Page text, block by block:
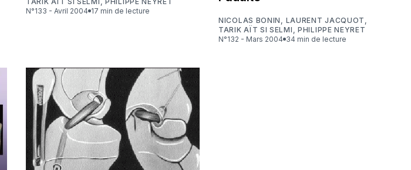
N°133 - Avril 2004
17 min de lecture
NICOLAS BONIN LAURENT JACQUOT
TARIK AÏT SI SELMI
,PHILIPPE NEYRET
N°132 - Mars 2004
34 min de lecture